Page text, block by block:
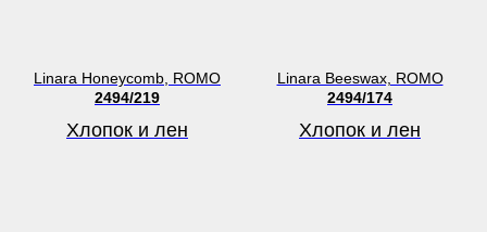
Linara Honeycomb, ROMO
2494/219
Хлопок и лен
Linara Beeswax, ROMO
2494/174
Хлопок и лен